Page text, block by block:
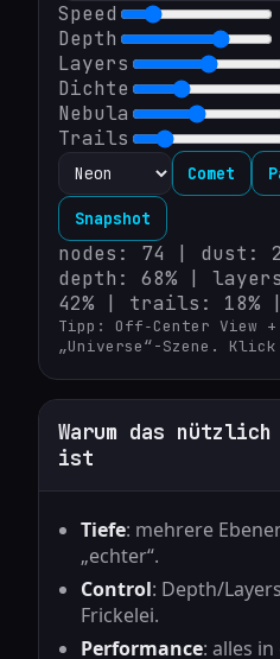
Speed
Depth
Layers
Dichte
Nebula
Trails
Comet
Snapshot
nodes: 74 | dust:
depth: 68% |
42% | trails: 18%
Tipp: Off‑Center View
„Universe“-Szene. Klick
Warum das nützlich
ist
Tiefe: mehrere
„echter“.
Control: Depth/
Frickelei.
Performance: alles in